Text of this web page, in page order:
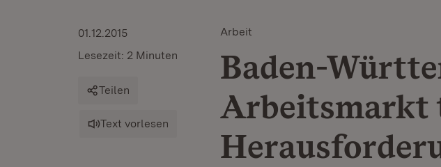
Arbeit
Baden-
Arbeitsmarkt
01.12.2015
Lesezeit: 2 Minuten
Teilen
Text vorlesen